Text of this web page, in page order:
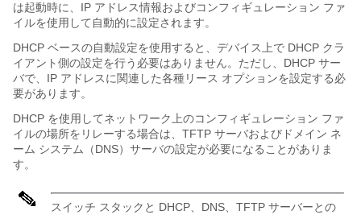
は起動時に、IP アドレス情報およびコンフィギュレーション ファ
イルを使用して自動的に設定されます。
DHCP ベースの自動設定を使用すると、デバイス上で DHCP クラ
イアント側の設定を行う必要はありません。ただし、DHCP サー
バで、IP アドレスに関連した各種リース オプションを設定する必
要があります。
DHCP を使用してネットワーク上のコンフィギュレーション ファ
イルの場所をリレーする場合は、TFTP サーバおよびドメイン ネ
ーム システム（DNS）サーバの設定が必要になることがありま
す。
スイッチ スタックと DHCP、DNS、TFTP サーバーとの